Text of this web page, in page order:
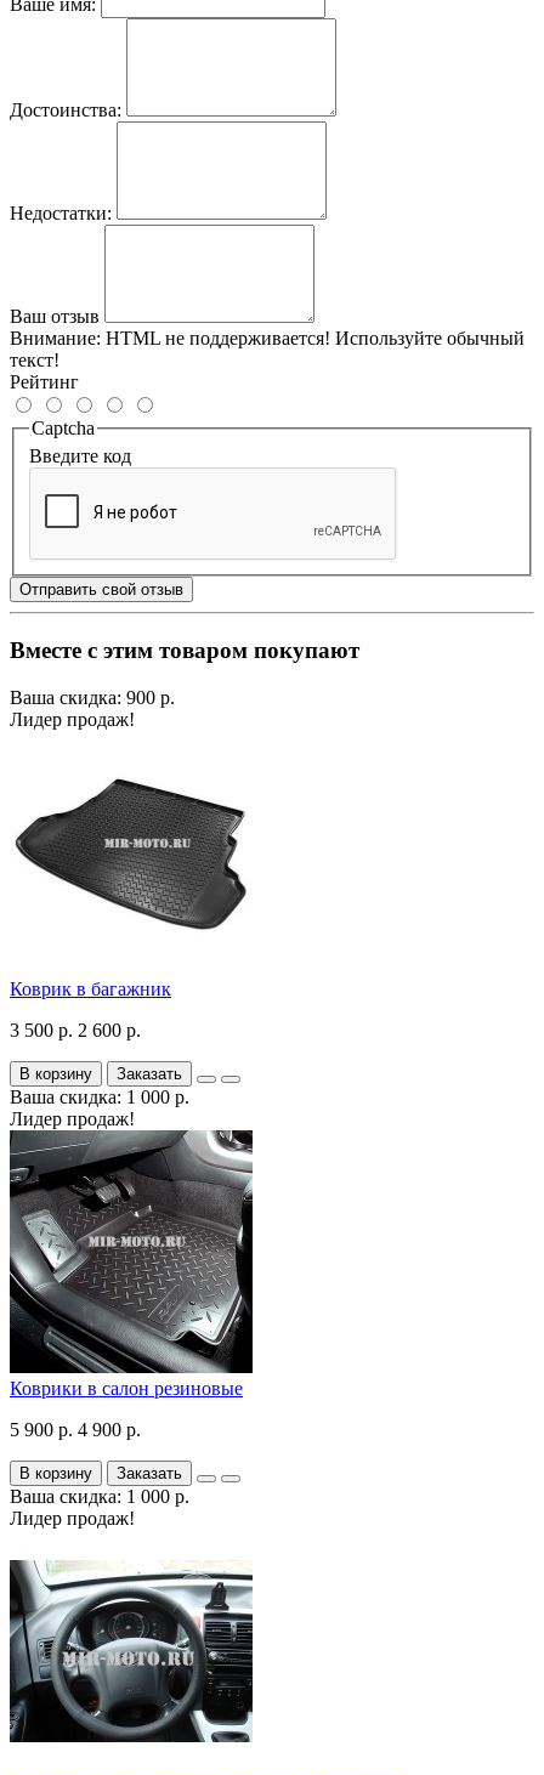
Достоинства:
Недостатки:
Ваш отзыв
Внимание: HTML не поддерживается! Используйте обычный
текст!
Рейтинг
Captcha
Введите код
Отправить свой отзыв
Вместе с этим товаром покупают
Ваша скидка: 900 р.
Лидер продаж!
Коврик в багажник
3 500 р. 2 600 р.
В корзину Заказать
Ваша скидка: 1 000 р.
Лидер продаж!
Коврики в салон резиновые
5 900 р. 4 900 р.
В корзину Заказать
Ваша скидка: 1 000 р.
Лидер продаж!